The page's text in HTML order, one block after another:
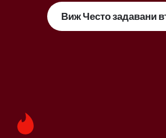
Виж Често задавани